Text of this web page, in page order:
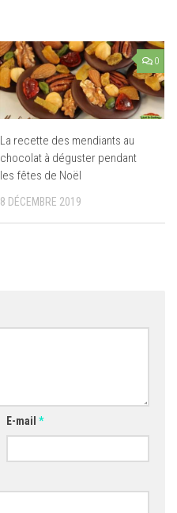
0
La recette des mendiants au
chocolat à déguster pendant
les fêtes de Noël
8 DÉCEMBRE 2019
E-mail *